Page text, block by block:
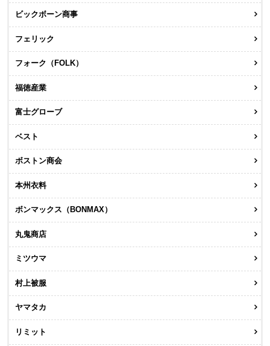
ビックボーン商事
フェリック
フォーク（FOLK）
福徳産業
富士グローブ
ベスト
ボストン商会
本州衣料
ボンマックス（BONMAX）
丸鬼商店
ミツウマ
村上被服
ヤマタカ
リミット